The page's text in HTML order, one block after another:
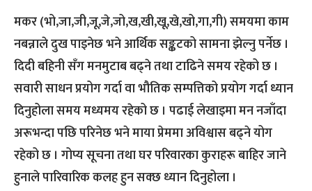
मकर (भो,जा,जी,जू,जे,जो,ख,खी,खू,खे,खो,गा,गी) समयमा काम
नबन्नाले दुख पाइनेछ भने आर्थिक सङ्कटको सामना झेल्नु पर्नेछ ।
दिदी बहिनी सँग मनमुटाब बढ्ने तथा टाढिने समय रहेको छ ।
सवारी साधन प्रयोग गर्दा वा भौतिक सम्पत्तिको प्रयोग गर्दा ध्यान
दिनुहोला समय मध्यमय रहेको छ । पढाई लेखाइमा मन नजाँदा
अरूभन्दा पछि परिनेछ भने माया प्रेममा अविश्वास बढ्ने योग
रहेको छ । गोप्य सूचना तथा घर परिवारका कुराहरू बाहिर जाने
हुनाले पारिवारिक कलह हुन सक्छ ध्यान दिनुहोला ।